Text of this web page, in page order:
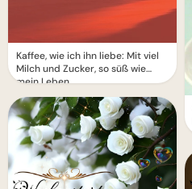
Kaffee, wie ich ihn liebe: Mit viel
Milch und Zucker, so süß wie
mein Leben